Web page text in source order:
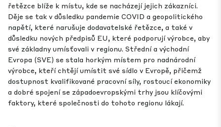
řetězce blíže k místu, kde se nacházejí jejich zákazníci.
Děje se tak v důsledku pandemie COVID a geopolitického
napětí, které narušuje dodavatelské řetězce, a také v
důsledku nových předpisů EU, které podporují výrobce, aby
své základny umísťovali v regionu. Střední a východní
Evropa (SVE) se stala horkým místem pro nadnárodní
výrobce, kteří chtějí umístit své sídlo v Evropě, přičemž
dostupnost kvalifikované pracovní síly, rostoucí ekonomiky
a dobré spojení se západoevropskými trhy jsou klíčovými
faktory, které společnosti do tohoto regionu lákají.